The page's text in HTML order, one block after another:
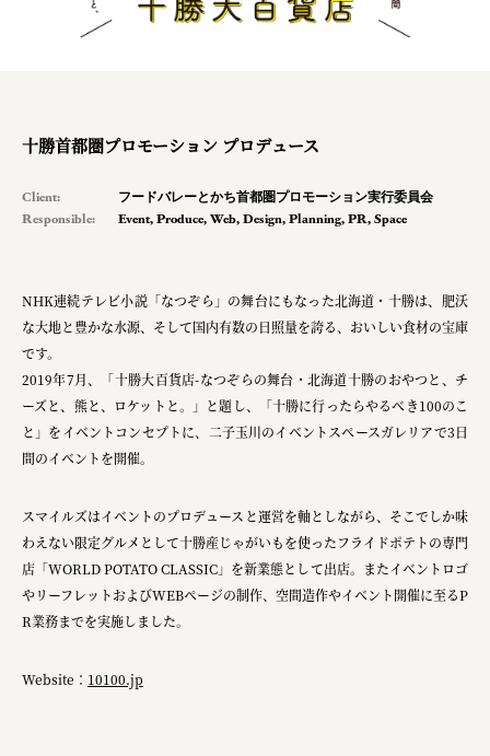
branding
design
pr
Smiles
Soup Stock Tokyo
100本のスプーン
キリンホールディングス株式会社
ソロフレッシュコーヒーシステム株式会社
ピジョン株式会社
複合的な形式で実施
十勝首都圏プロモーション プロデュース
Client:
フードバレーとかち首都圏プロモーション実行委員会
Responsible:
Event,Produce,Web,Design,Planning,PR,Space
NHK連続テレビ小説「なつぞら」の舞台にもなった北海道・十勝は、​肥沃
な大地と豊かな水源、そして国内有数の日照量を誇る、おいしい食材の宝庫
です。​
2019年7月、「十勝大百貨店-なつぞらの舞台・北海道十勝のおやつと、チ
ーズと、熊と、ロケットと。」と題し、「十勝に行ったらやるべき100のこ
と」をイベントコンセプトに、二子玉川のイベントスペースガレリアで3日
間のイベントを開催。​
スマイルズはイベントのプロデュースと運営を軸としながら、そこでしか味
わえない限定グルメとして十勝産じゃがいもを使ったフライドポテトの専門
店「WORLD POTATO CLASSIC」を新業態として出店。またイベントロゴ
やリーフレットおよびWEBページの制作、空間造作やイベント開催に至るP
R業務までを実施しました。
Website： 10100.jp